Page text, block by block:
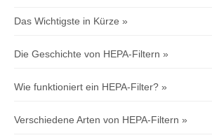
Das Wichtigste in Kürze
Die Geschichte von HEPA-Filtern
Wie funktioniert ein HEPA-Filter?
Verschiedene Arten von HEPA-Filtern